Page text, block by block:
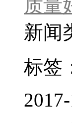
质量
新闻
标签